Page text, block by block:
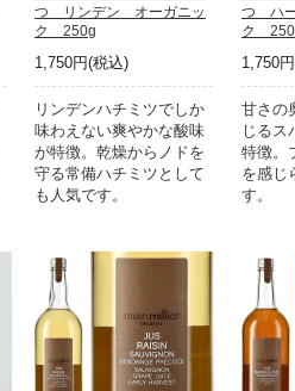
つ リンデン オーガニッ
ク 250g
1,750円(税込)
リンデンハチミツでしか
味わえない爽やかな酸味
が特徴。乾燥からノドを
守る常備ハチミツとして
も人気です。
つ ハ
ク
1,750
甘さの
じるス
特徴。
を感じ
す。